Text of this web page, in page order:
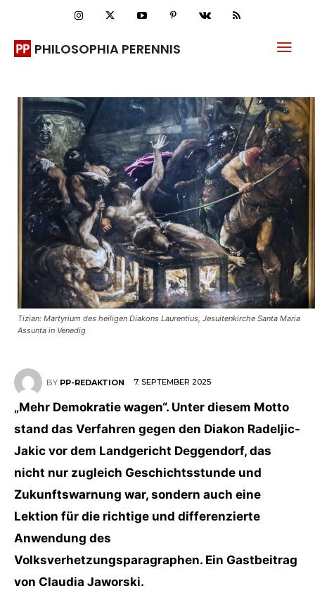
PHILOSOPHIA PERENNIS
Tizian: Martyrium des heiligen Diakons Laurentius, Jesuitenkirche Santa Maria
Assunta in Venedig
BY PP-REDAKTION 7. SEPTEMBER 2025
„Mehr Demokratie wagen“. Unter diesem Motto
stand das Verfahren gegen den Diakon Radeljic-
Jakic vor dem Landgericht Deggendorf, das
nicht nur zugleich Geschichtsstunde und
Zukunftswarnung war, sondern auch eine
Lektion für die richtige und differenzierte
Anwendung des
Volksverhetzungsparagraphen. Ein Gastbeitrag
von Claudia Jaworski.